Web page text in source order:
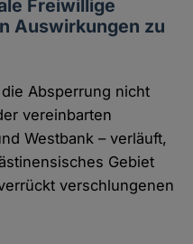
Freiwillige
Auswirkungen zu
Absperrung nicht
vereinbarten
Westbank – verläuft,
Gebiet
verschlungenen